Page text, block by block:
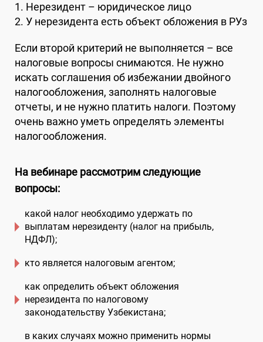
1. Нерезидент – юридическое лицо
2. У нерезидента есть объект обложения в РУз
Если второй критерий не выполняется – все
налоговые вопросы снимаются. Не нужно
искать соглашения об избежании двойного
налогообложения, заполнять налоговые
отчеты, и не нужно платить налоги. Поэтому
очень важно уметь определять элементы
налогообложения.
На вебинаре рассмотрим следующие
вопросы:
какой налог необходимо удержать по
выплатам нерезиденту (налог на прибыль,
НДФЛ);
кто является налоговым агентом;
как определить объект обложения
нерезидента по налоговому
законодательству Узбекистана;
в каких случаях можно применить нормы